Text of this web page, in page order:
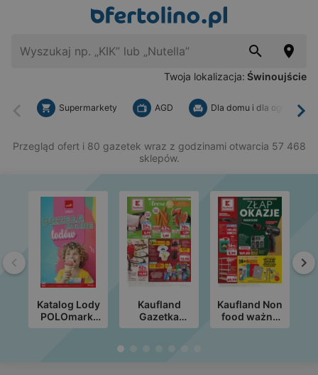
Twoja lokalizacja: Świnoujście
Wstecz
Supermarkety AGD Dla domu i dla ogrodu
Przegląd ofert i 80 gazetek wraz z godzinami otwarcia 57 468
sklepów.
Wstecz
Katalog Lody
POLOmarkt
do 30.09 (08)
Kaufland
Gazetka
Tygodnia
Kaufland Non
food ważne
do 19.08